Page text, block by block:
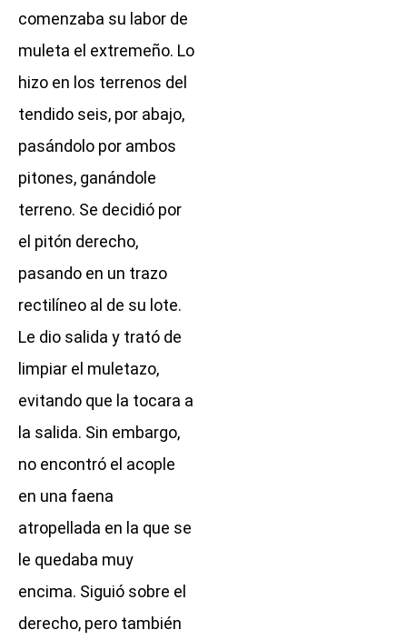
comenzaba su labor de
muleta el extremeño. Lo
hizo en los terrenos del
tendido seis, por abajo,
pasándolo por ambos
pitones, ganándole
terreno. Se decidió por
el pitón derecho,
pasando en un trazo
rectilíneo al de su lote.
Le dio salida y trató de
limpiar el muletazo,
evitando que la tocara a
la salida. Sin embargo,
no encontró el acople
en una faena
atropellada en la que se
le quedaba muy
encima. Siguió sobre el
derecho, pero también